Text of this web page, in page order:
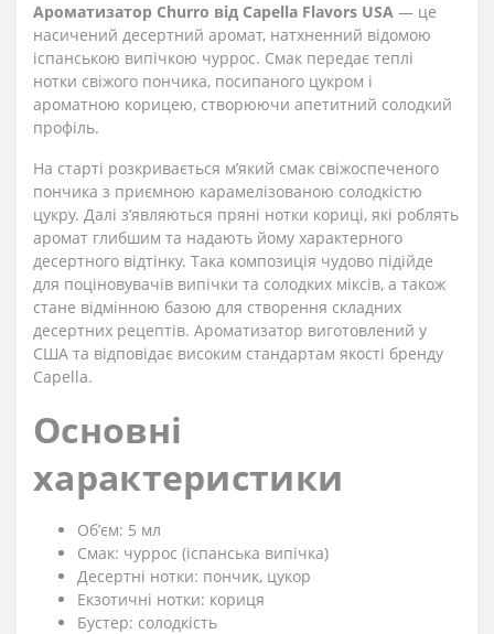
Ароматизатор Churro від Capella Flavors USA — це
насичений десертний аромат, натхненний відомою
іспанською випічкою чуррос. Смак передає теплі
нотки свіжого пончика, посипаного цукром і
ароматною корицею, створюючи апетитний солодкий
профіль.
На старті розкривається м’який смак свіжоспеченого
пончика з приємною карамелізованою солодкістю
цукру. Далі з’являються пряні нотки кориці, які роблять
аромат глибшим та надають йому характерного
десертного відтінку. Така композиція чудово підійде
для поціновувачів випічки та солодких міксів, а також
стане відмінною базою для створення складних
десертних рецептів. Ароматизатор виготовлений у
США та відповідає високим стандартам якості бренду
Capella.
Основні
характеристики
Обʼєм: 5 мл
Смак: чуррос (іспанська випічка)
Десертні нотки: пончик, цукор
Екзотичні нотки: кориця
Бустер: солодкість